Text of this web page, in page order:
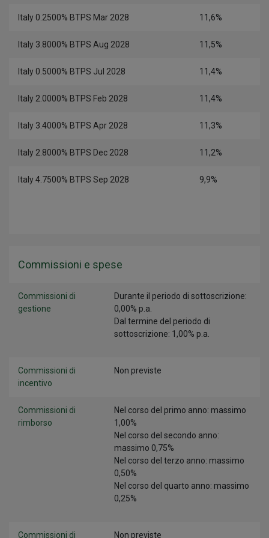
Italy 0.2500% BTPS Mar 2028 11,6%
Italy 3.8000% BTPS Aug 2028 11,5%
Italy 0.5000% BTPS Jul 2028 11,4%
Italy 2.0000% BTPS Feb 2028 11,4%
Italy 3.4000% BTPS Apr 2028 11,3%
Italy 2.8000% BTPS Dec 2028 11,2%
Italy 4.7500% BTPS Sep 2028 9,9%
Commissioni e spese
Commissioni di
gestione
Durante il periodo di sottoscrizione:
0,00% p.a.
Dal termine del periodo di
sottoscrizione: 1,00% p.a.
Commissioni di
incentivo
Non previste
Commissioni di
rimborso
Nel corso del primo anno: massimo
1,00%
Nel corso del secondo anno:
massimo 0,75%
Nel corso del terzo anno: massimo
0,50%
Nel corso del quarto anno: massimo
0,25%
Commissioni di Non previste